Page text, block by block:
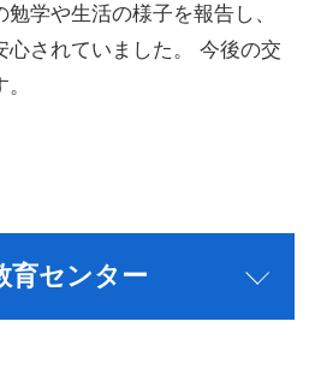
学や生活の様子を報告し、
心されていました。 今後の交
育センター